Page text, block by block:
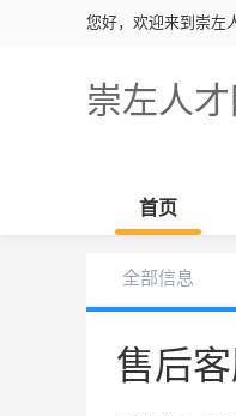
您好，欢迎来到崇左
崇左人才
首页
全部信息
售后